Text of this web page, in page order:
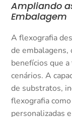
Ampliando
Embalagem
A flexografia
de embalagens,
benefícios que
cenários. A
de substratos,
flexografia
personalizadas